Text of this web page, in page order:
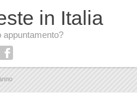
in Italia
appuntamento?